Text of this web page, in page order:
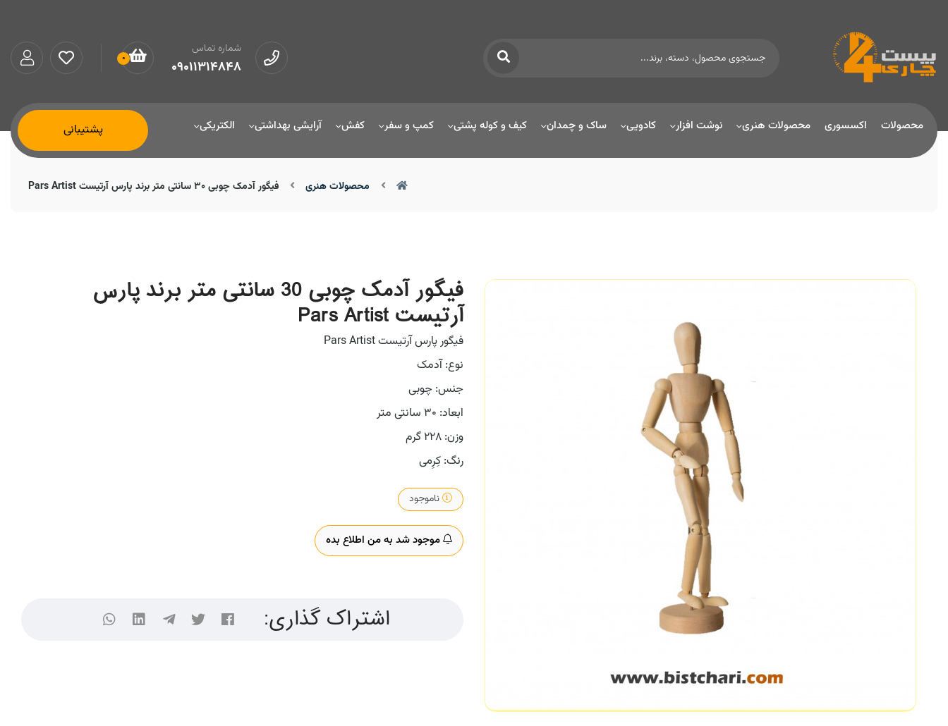
شماره تماس
09011314848
0
محصولات اکسسوری محصولات هنری نوشت افزار کادویی ساک و چمدان کیف و کوله پشتی کمپ و سفر کفش آرایشی بهداشتی الکتریکی پشتیبانی
محصولات هنری فیگور آدمک چوبی 30 سانتی متر برند پارس آرتیست Pars Artist
فیگور آدمک چوبی 30 سانتی متر برند پارس
آرتیست Pars Artist
فیگور پارس آرتیست Pars Artist
نوع: آدمک
جنس: چوبی
ابعاد: 30 سانتی متر
وزن: 228 گرم
رنگ: کِرِمی
ناموجود
موجود شد به من اطلاع بده
اشتراک گذاری: